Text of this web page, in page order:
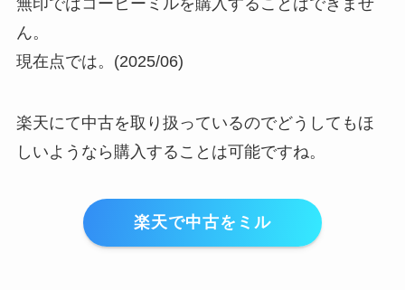
無印ではコーヒーミルを購入することはできませ
ん。
現在点では。(2025/06)
楽天にて中古を取り扱っているのでどうしてもほ
しいようなら購入することは可能ですね。
楽天で中古をミル